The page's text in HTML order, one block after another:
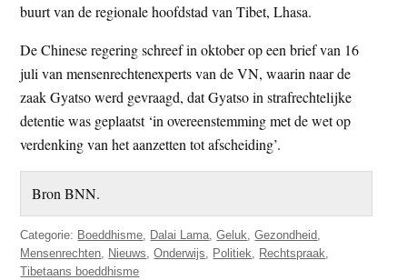
buurt van de regionale hoofdstad van Tibet, Lhasa.
De Chinese regering schreef in oktober op een brief van 16
juli van mensenrechtenexperts van de VN, waarin naar de
zaak Gyatso werd gevraagd, dat Gyatso in strafrechtelijke
detentie was geplaatst ‘in overeenstemming met de wet op
verdenking van het aanzetten tot afscheiding’.
Bron BNN.
Categorie: Boeddhisme, Dalai Lama,Geluk,Gezondheid,
Mensenrechten, Nieuws,Onderwijs, Politiek, Rechtspraak,
Tibetaans boeddhisme